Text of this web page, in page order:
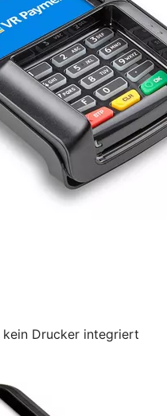
kein Drucker integriert